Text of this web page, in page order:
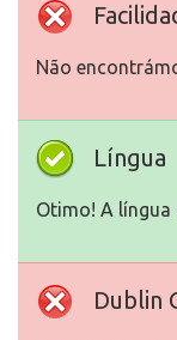
Não
Língua
Otimo! A língua
Dublin